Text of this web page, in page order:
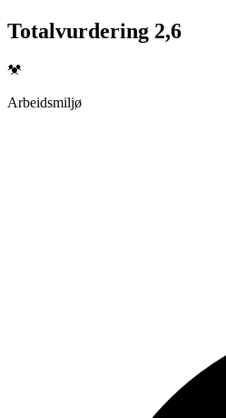
Totalvurdering 2,6
Arbeidsmiljø